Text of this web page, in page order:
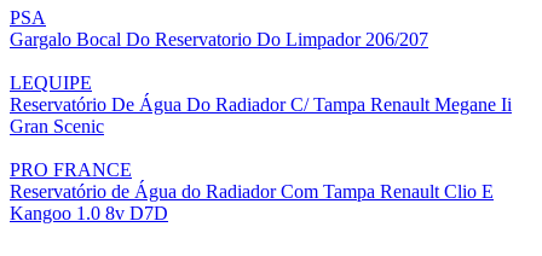
PSA
Gargalo Bocal Do Reservatorio Do Limpador 206/207
LEQUIPE
Reservatório De Água Do Radiador C/ Tampa Renault Megane Ii
Gran Scenic
PRO FRANCE
Reservatório de Água do Radiador Com Tampa Renault Clio E
Kangoo 1.0 8v D7D